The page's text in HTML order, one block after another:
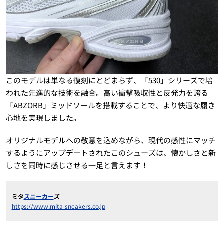
このモデルは単なる復刻にとどまらず、「530」シリーズで培
われた先進的な技術を融合。高い衝撃吸収性と反発力を誇る
「ABZORB」ミッドソールを搭載することで、より快適な履き
心地を実現しました。
オリジナルモデルへの敬意を込めながら、現代の感性にマッチ
するようにアップデートされたこのシューズは、懐かしさと新
しさを同時に感じさせる一足と言えます！
ミタスニーカーズ
https://www.mita-sneakers.co.jp